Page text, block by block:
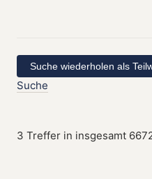
Suche
3 Treffer in insgesamt